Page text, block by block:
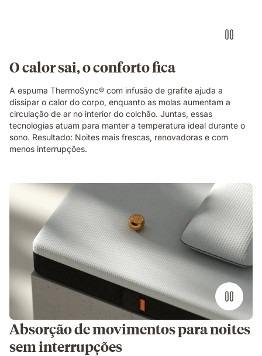
O calor sai, o conforto fica
A espuma ThermoSync® com infusão de grafite ajuda a
dissipar o calor do corpo, enquanto as molas aumentam a
circulação de ar no interior do colchão. Juntas, essas
tecnologias atuam para manter a temperatura ideal durante o
sono. Resultado: Noites mais frescas, renovadoras e com
menos interrupções.
Absorção de movimentos para noites
sem interrupções